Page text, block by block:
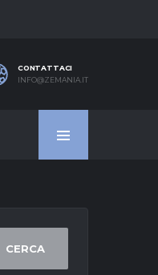
CONTATTACI
INFO@ZEMANIA.IT
CERCA